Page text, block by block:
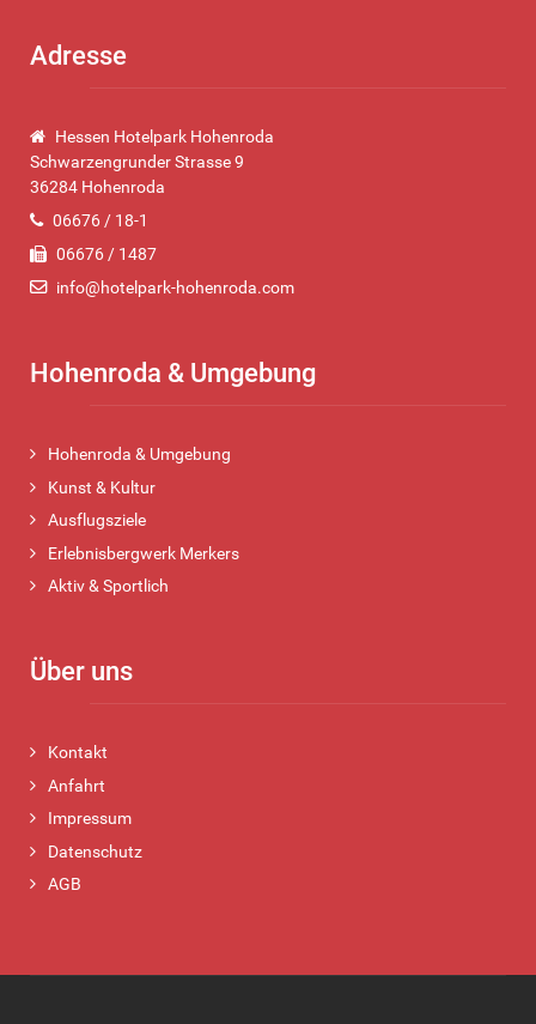
Adresse
Hessen Hotelpark Hohenroda
Schwarzengrunder Strasse 9
36284 Hohenroda
06676 / 18-1
06676 / 1487
info@hotelpark-hohenroda.com
Hohenroda & Umgebung
Hohenroda & Umgebung
Kunst & Kultur
Ausflugsziele
Erlebnisbergwerk Merkers
Aktiv & Sportlich
Über uns
Kontakt
Anfahrt
Impressum
Datenschutz
AGB